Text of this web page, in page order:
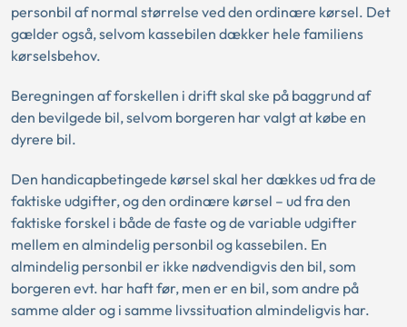
personbil af normal størrelse ved den ordinære kørsel. Det
gælder også, selvom kassebilen dækker hele familiens
kørselsbehov.
Beregningen af forskellen i drift skal ske på baggrund af
den bevilgede bil, selvom borgeren har valgt at købe en
dyrere bil.
Den handicapbetingede kørsel skal her dækkes ud fra de
faktiske udgifter, og den ordinære kørsel – ud fra den
faktiske forskel i både de faste og de variable udgifter
mellem en almindelig personbil og kassebilen. En
almindelig personbil er ikke nødvendigvis den bil, som
borgeren evt. har haft før, men er en bil, som andre på
samme alder og i samme livssituation almindeligvis har.